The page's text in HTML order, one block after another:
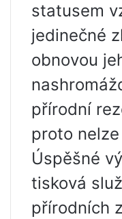
statusem
jedinečné
obnovou
přírodní
proto
Úspěšné
tisková
přírodních